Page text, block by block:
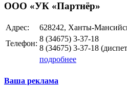
ООО «УК «Партнёр»
Адрес:
628242, Ханты-
Телефон:
8 (34675) 3-37-18
8 (34675) 3-37-18
подробнее
Ваша реклама